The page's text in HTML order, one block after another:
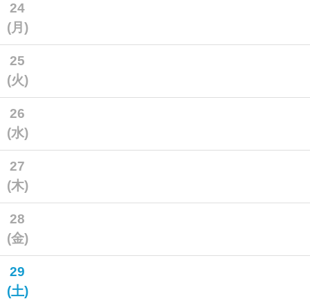
24
(月)
25
(火)
26
(水)
27
(木)
28
(金)
29
(土)